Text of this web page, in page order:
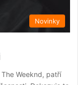
Novinky
Weeknd, patří